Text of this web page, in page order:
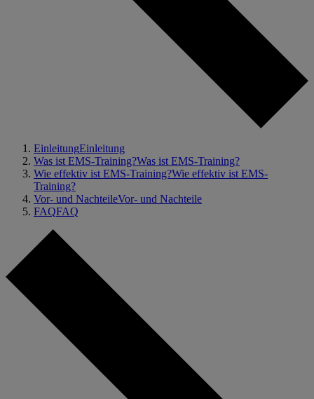
EinleitungEinleitung
Was ist EMS-Training?Was ist EMS-Training?
Wie effektiv ist EMS-Training?Wie effektiv ist EMS-
Training?
Vor- und NachteileVor- und Nachteile
FAQFAQ